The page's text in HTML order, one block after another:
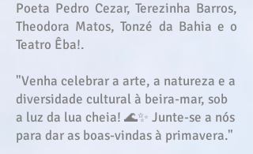
Poeta Pedro Cezar, Terezinha Barros,
Theodora Matos, Tonzé da Bahia e o
Teatro Êba!.
"Venha celebrar a arte, a natureza e a
diversidade cultural à beira-mar, sob
a luz da lua cheia! 🌊✨ Junte-se a nós
para dar as boas-vindas à primavera."